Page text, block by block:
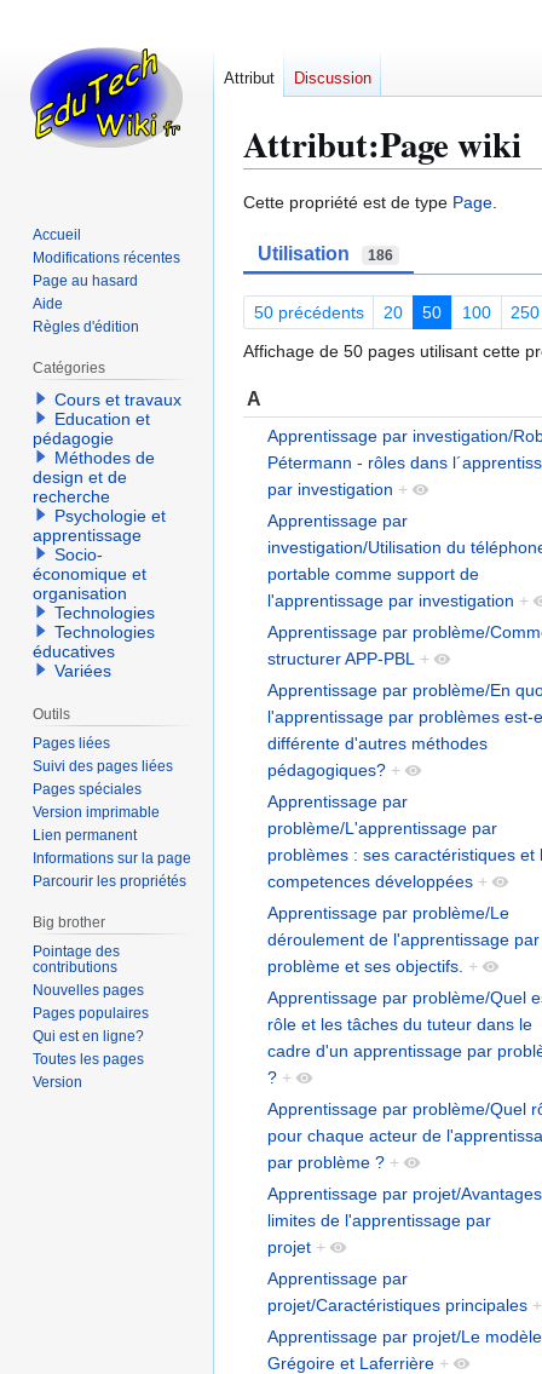
Attribut:Page wiki
Aller
navigation
Aller
recherche
Cette propriété est de type Page.
Utilisation 186
50 précédents 20 50 100 250
Affichage de 50 pages utilisant cette
A
Apprentissage par investigation/
Pétermann - rôles dans
par investigation +
Apprentissage par
investigation/Utilisation du
portable comme support de
l'apprentissage par investigation +
Apprentissage par problème/
structurer APP-PBL
+
Apprentissage par problème/En
l'apprentissage par problèmes est-
différente d'autres méthodes
pédagogiques? +
Apprentissage par
problème/L'apprentissage par
problèmes : ses caractéristiques et
competences développées +
Apprentissage par problème/Le
déroulement de l'apprentissage par
problème et ses objectifs. +
Apprentissage par problème/Quel
rôle et les tâches du tuteur dans le
cadre d'un apprentissage par
? +
Apprentissage par problème/Quel
pour chaque acteur de
par problème ? +
Apprentissage par projet/
limites de l'apprentissage par
projet +
Apprentissage par
projet/Caractéristiques principales +
Apprentissage par projet/Le
Grégoire et Laferrière +
Attribut Discussion
Accueil
Modifications récentes
Page au hasard
Aide
Règles d'édition
Catégories
Cours et travaux
Education et
pédagogie
Méthodes de
design et de
recherche
Psychologie et
apprentissage
Socio-
économique et
organisation
Technologies
Technologies
éducatives
Variées
Outils
Pages liées
Suivi des pages liées
Pages spéciales
Version imprimable
Lien permanent
Informations sur la page
Parcourir les propriétés
Big brother
Pointage des
contributions
Nouvelles pages
Pages populaires
Qui est en ligne?
Toutes les pages
Version